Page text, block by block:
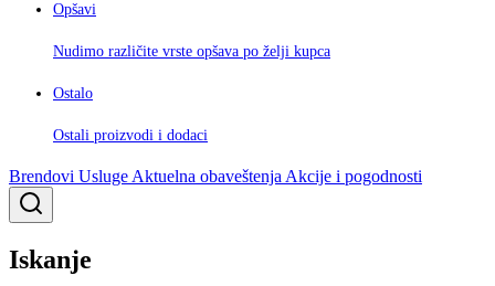
Opšavi
Nudimo različite vrste opšava po želji kupca
Ostalo
Ostali proizvodi i dodaci
Brendovi Usluge Aktuelna obaveštenja Akcije i pogodnosti
Iskanje